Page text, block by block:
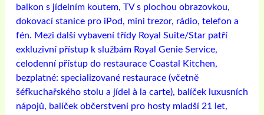
balkon s jídelním koutem, TV s plochou obrazovkou,
dokovací stanice pro iPod, mini trezor, rádio, telefon a
fén. Mezi další vybavení třídy Royal Suite/Star patří
exkluzivní přístup k službám Royal Genie Service,
celodenní přístup do restaurace Coastal Kitchen,
bezplatné: specializované restaurace (včetně
šéfkuchařského stolu a jídel à la carte), balíček luxusních
nápojů, balíček občerstvení pro hosty mladší 21 let,